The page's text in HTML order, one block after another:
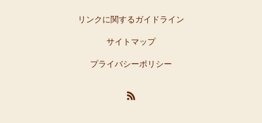
リンクに関するガイドライン
サイトマップ
プライバシーポリシー